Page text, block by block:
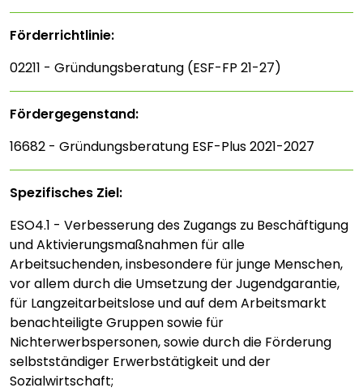
Förderrichtlinie:
02211 - Gründungsberatung (ESF-FP 21-27)
Fördergegenstand:
16682 - Gründungsberatung ESF-Plus 2021-2027
Spezifisches Ziel:
ESO4.1 - Verbesserung des Zugangs zu Beschäftigung
und Aktivierungsmaßnahmen für alle
Arbeitsuchenden, insbesondere für junge Menschen,
vor allem durch die Umsetzung der Jugendgarantie,
für Langzeitarbeitslose und auf dem Arbeitsmarkt
benachteiligte Gruppen sowie für
Nichterwerbspersonen, sowie durch die Förderung
selbstständiger Erwerbstätigkeit und der
Sozialwirtschaft;